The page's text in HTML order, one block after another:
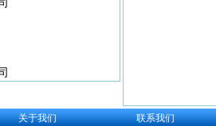
关于我们 联系我们